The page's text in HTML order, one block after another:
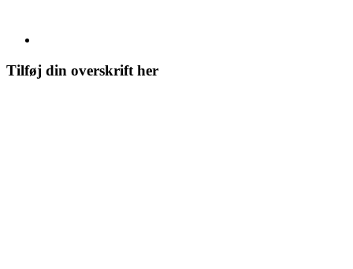
Tilføj din overskrift her